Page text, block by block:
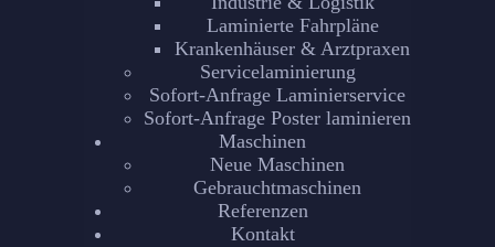
Laminierte Fahrpläne
Krankenhäuser & Arztpraxen
Servicelaminierung
Sofort-Anfrage Laminierservice
Sofort-Anfrage Poster laminieren
Maschinen
Neue Maschinen
Gebrauchtmaschinen
Referenzen
Kontakt